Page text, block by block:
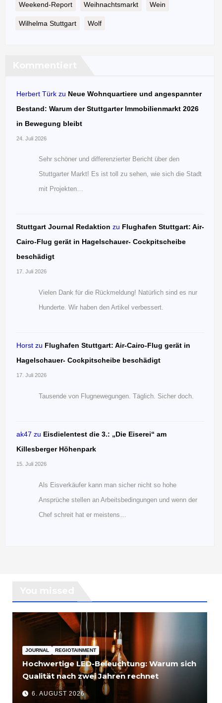
Weekend-Report Weihnachtsmarkt Wein
Wilhelma Stuttgart Wolf
Herbert Türk zu Neue Wohnquartiere und angespannter
Bestand: Warum der Stuttgarter Immobilienmarkt 2026
in Bewegung bleibt
24. Juli 2026
Sehr schöner und differenzierter Bericht über den
Stuttgarter Markt! Es ist toll zu sehen, wie sich die Stadt
mit Projekten…
Stuttgart Journal Redaktion zu Flughafen Stuttgart: Air-
Cairo-Flug gerät in Hagelschauer- Cockpitscheibe
beschädigt
17. Juli 2026
Vielen Dank für die Rückmeldung! Natürlich sind es nur
Hunderte. Wir haben den Artikel verbessert.
Horst zu Flughafen Stuttgart: Air-Cairo-Flug gerät in
Hagelschauer- Cockpitscheibe beschädigt
17. Juli 2026
Tausende von Flugnewegungen. Täglich. Sicher doch.
ak47 zu Eisdielentest die 3.: „Die Eiserei“ am
Killesberger Höhenpark
15. Juli 2026
Als Eisverkäufer kann man sicher nicht so hohe
Ansprüche stellen an Arbeitsbedingungen und wenn der
Chef schreit hat er meistens…
JOURNAL REGIOTAINMENT
Hochwertige LED-Beleuchtung: Warum sich
Qualität nach zwei Jahren rechnet
6. AUGUST 2026